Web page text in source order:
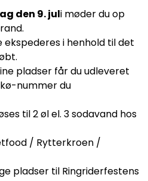
den 9. juli møder du op
ekspederes i henhold til det
pladser får du udleveret
nummer du
til 2 øl el. 3 sodavand hos
/ Rytterkroen /
pladser til Ringriderfestens